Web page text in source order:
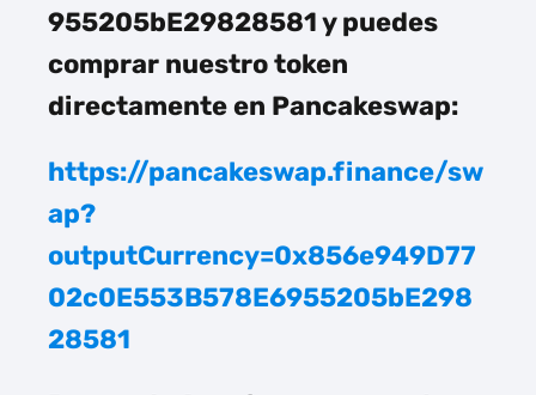
955205bE29828581 y puedes
comprar nuestro token
directamente en Pancakeswap:
https://pancakeswap.finance/sw
ap?
outputCurrency=0x856e949D77
02c0E553B578E6955205bE298
28581